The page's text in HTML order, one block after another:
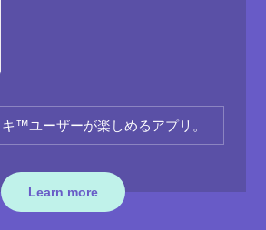
キ™ユーザーが楽しめるアプリ。
Learn more